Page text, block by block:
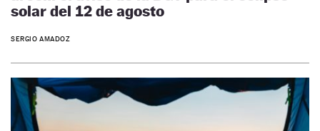
solar del 12 de agosto
SERGIO AMADOZ